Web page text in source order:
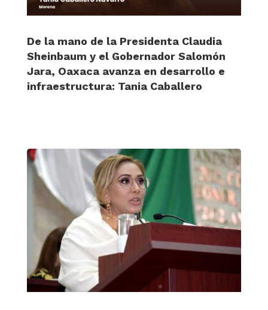
De la mano de la Presidenta Claudia
Sheinbaum y el Gobernador Salomón
Jara, Oaxaca avanza en desarrollo e
infraestructura: Tania Caballero